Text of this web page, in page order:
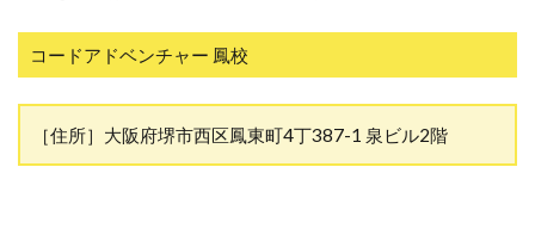
コードアドベンチャー 鳳校
［住所］大阪府堺市西区鳳東町4丁387-1 泉ビル2階